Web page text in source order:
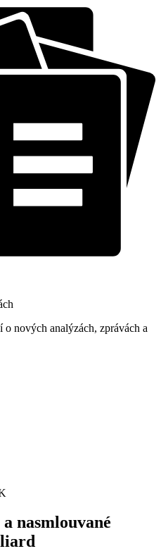
nových analýzách, zprávách a
nasmlouvané